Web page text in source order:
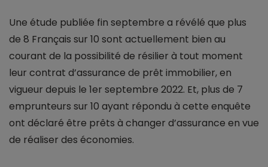
Une étude publiée fin septembre a révélé que plus
de 8 Français sur 10 sont actuellement bien au
courant de la possibilité de résilier à tout moment
leur contrat d’assurance de prêt immobilier, en
vigueur depuis le 1er septembre 2022. Et, plus de 7
emprunteurs sur 10 ayant répondu à cette enquête
ont déclaré être prêts à changer d’assurance en vue
de réaliser des économies.